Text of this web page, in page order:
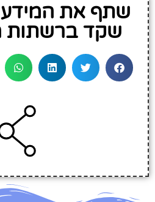
שתף את המידע
שקד ברשתות